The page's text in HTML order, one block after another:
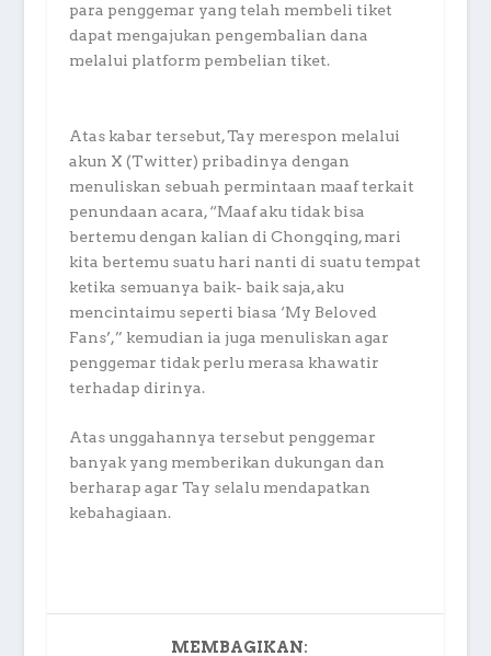
para penggemar yang telah membeli tiket
dapat mengajukan pengembalian dana
melalui platform pembelian tiket.
Atas kabar tersebut, Tay merespon melalui
akun X (Twitter) pribadinya dengan
menuliskan sebuah permintaan maaf terkait
penundaan acara, “Maaf aku tidak bisa
bertemu dengan kalian di Chongqing, mari
kita bertemu suatu hari nanti di suatu tempat
ketika semuanya baik- baik saja, aku
mencintaimu seperti biasa ‘My Beloved
Fans’,” kemudian ia juga menuliskan agar
penggemar tidak perlu merasa khawatir
terhadap dirinya.
Atas unggahannya tersebut penggemar
banyak yang memberikan dukungan dan
berharap agar Tay selalu mendapatkan
kebahagiaan.
MEMBAGIKAN: